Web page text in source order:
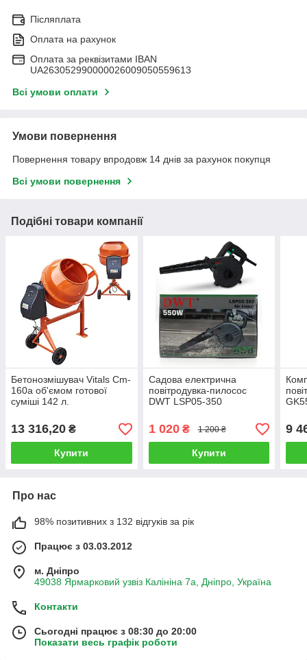
Післяплата
Оплата на рахунок
Оплата за реквізитами IBAN
UA263052990000026009050559613
Всі умови оплати
Умови повернення
Повернення товару впродовж 14 днів за рахунок покупця
Всі умови повернення
Подібні товари компанії
Бетонозмішувач Vitals Cm-
160a об'ємом готової
суміші 142 л.
13 316,20 ₴
Купити
Садова електрична
повітродувка-пилосос
DWT LSP05-350
1 020₴ 1 200 ₴
Купити
9
Про нас
98% позитивних з 132 відгуків за рік
Працює з 03.03.2012
м. Дніпро
49038 Ярмарковий узвіз Калініна 7а, Дніпро, Україна
Контакти
Сьогодні працює з 08:30 до 20:00
Показати весь графік роботи